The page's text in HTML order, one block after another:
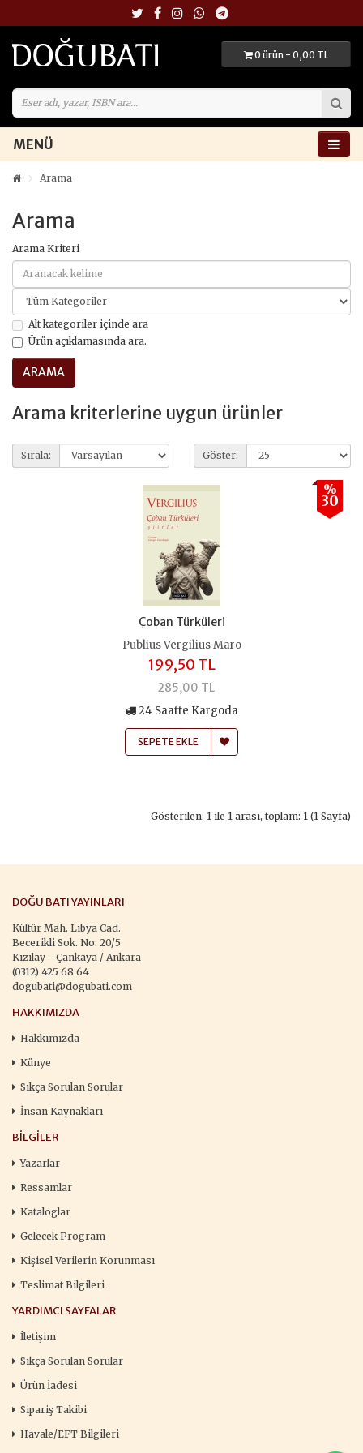
0 ürün - 0,00 TL
MENÜ
Arama
Arama
Arama Kriteri
Alt kategoriler içinde ara
Ürün açıklamasında ara.
Arama kriterlerine uygun ürünler
Sırala: Göster:
%
30
Çoban Türküleri
Publius Vergilius Maro
199,50 TL
285,00 TL
24 Saatte Kargoda
SEPETE EKLE
Gösterilen: 1 ile 1 arası, toplam: 1 (1 Sayfa)
DOĞU BATI YAYINLARI
Kültür Mah. Libya Cad.
Becerikli Sok. No: 20/5
Kızılay - Çankaya / Ankara
(0312) 425 68 64
dogubati@dogubati.com
HAKKIMIZDA
Hakkımızda
Künye
Sıkça Sorulan Sorular
İnsan Kaynakları
BILGILER
Yazarlar
Ressamlar
Kataloglar
Gelecek Program
Kişisel Verilerin Korunması
Teslimat Bilgileri
YARDIMCI SAYFALAR
İletişim
Sıkça Sorulan Sorular
Ürün İadesi
Sipariş Takibi
Havale/EFT Bilgileri